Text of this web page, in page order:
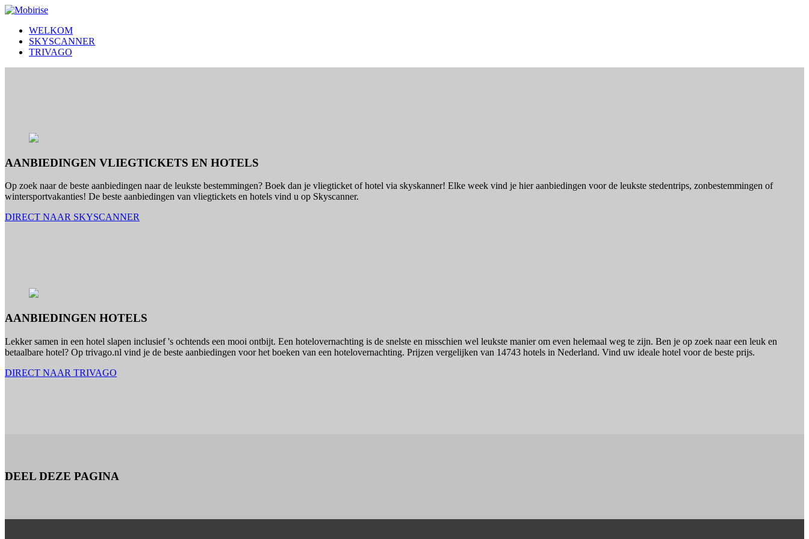
WELKOM
SKYSCANNER
TRIVAGO
AANBIEDINGEN VLIEGTICKETS EN HOTELS
Op zoek naar de beste aanbiedingen naar de leukste bestemmingen? Boek dan je vliegticket of hotel via skyskanner! Elke week vind je hier aanbiedingen voor de leukste stedentrips, zonbestemmingen of
wintersportvakanties! De beste aanbiedingen van vliegtickets en hotels vind u op Skyscanner.
DIRECT NAAR SKYSCANNER
AANBIEDINGEN HOTELS
Lekker samen in een hotel slapen inclusief 's ochtends een mooi ontbijt. Een hotelovernachting is de snelste en misschien wel leukste manier om even helemaal weg te zijn. Ben je op zoek naar een leuk en
betaalbare hotel? Op trivago.nl vind je de beste aanbiedingen voor het boeken van een hotelovernachting. Prijzen vergelijken van 14743 hotels in Nederland. Vind uw ideale hotel voor de beste prijs.
DIRECT NAAR TRIVAGO
DEEL DEZE PAGINA